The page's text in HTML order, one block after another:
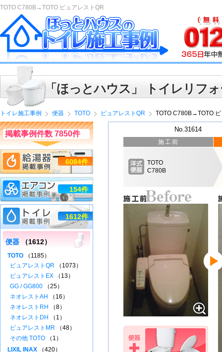
TOTO C780B→TOTO ピュアレストQR
「ほっとハウス」 トイレリフ
トイレ施工事例 便器 TOTO ピュアレストQR TOTO C780B→TOTO
No.31614
施工前
TOTO
C780B
掲載事例件数 7850件
6084件
154件
1612件
便器 （1612）
TOTO （1185）
ピュアレストQR （1073）
ピュアレストEX （13）
GG / GG800 （25）
ネオレストAH
（16）
ネオレストRH
（8）
ネオレストDH
（1）
ピュアレストMR （48）
その他 TOTO （1）
LIXIL INAX （420）